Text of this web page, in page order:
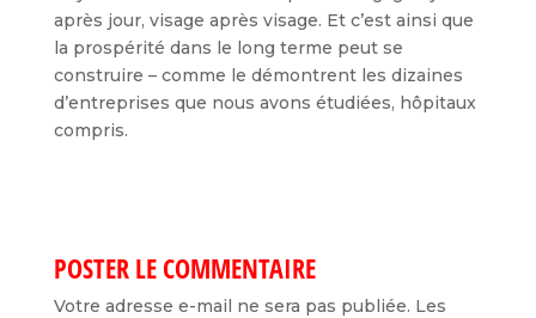
après jour, visage après visage. Et c’est ainsi que
la prospérité dans le long terme peut se
construire – comme le démontrent les dizaines
d’entreprises que nous avons étudiées, hôpitaux
compris.
POSTER LE COMMENTAIRE
Votre adresse e-mail ne sera pas publiée. Les